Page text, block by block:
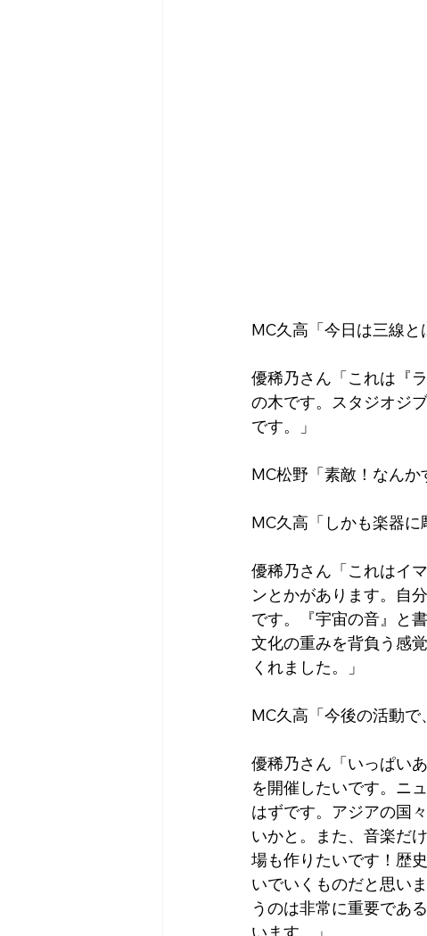
MC久高「今日は三線と
優稀乃さん「これは『
の木です。スタジオジ
です。」
MC松野「素敵！なんか
MC久高「しかも楽器に
優稀乃さん「これはイ
ンとかがあります。自
です。『宇宙の音』と
文化の重みを背負う感
くれました。」
MC久高「今後の活動で
優稀乃さん「いっぱい
を開催したいです。ニ
はずです。アジアの国
いかと。また、音楽だ
場も作りたいです！歴
いでいくものだと思い
うのは非常に重要であ